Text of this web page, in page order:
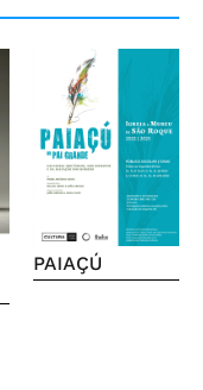
PAIAÇÚ